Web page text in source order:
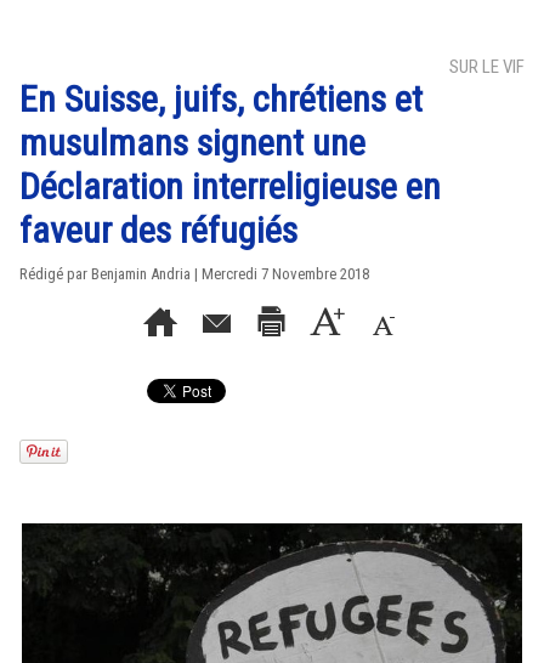
SUR LE VIF
En Suisse, juifs, chrétiens et
musulmans signent une
Déclaration interreligieuse en
faveur des réfugiés
Rédigé par Benjamin Andria | Mercredi 7 Novembre 2018